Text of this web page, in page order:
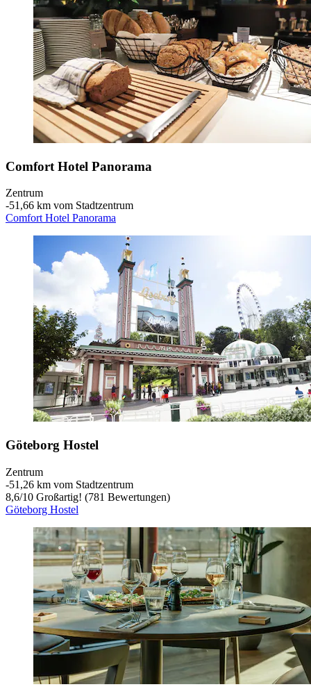
Comfort Hotel Panorama
Zentrum
‐51,66 km vom Stadtzentrum
Comfort Hotel Panorama
Göteborg Hostel
Zentrum
‐51,26 km vom Stadtzentrum
8,6/10 Großartig! (781 Bewertungen)
Göteborg Hostel